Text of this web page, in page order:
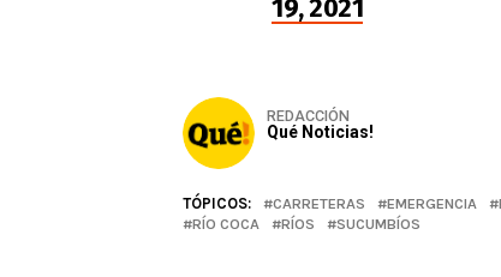
19, 2021
REDACCIÓN
Qué Noticias!
TÓPICOS: CARRETERAS EMERGENCIA
RÍO COCA
RÍOS SUCUMBÍOS